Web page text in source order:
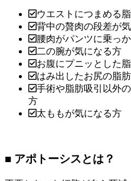
ウエストにつまめる
背中の贅肉の段差が
腰肉がパンツに乗っ
二の腕が気になる方
お腹にプニッとした
はみ出したお尻の脂
手術や脂肪吸引以外
方
太ももが気になる方
■ アポトーシスとは？